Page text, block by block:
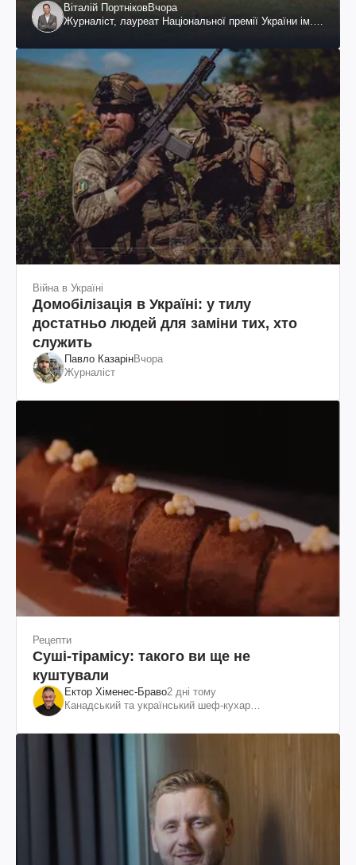
Віталій ПортніковВчора
Журналіст, лауреат Національної премії України ім.
Війна в Україні
Домобілізація в Україні: у тилу
достатньо людей для заміни тих, хто
служить
Павло КазарінВчора
Журналіст
Рецепти
Суші-тірамісу: такого ви ще не
куштували
Ектор Хіменес-Браво2 дні тому
Канадський та український шеф-кухар